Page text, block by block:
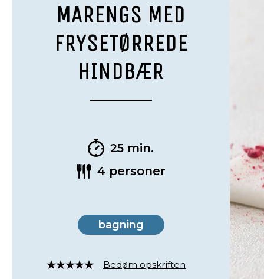
MARENGS MED
FRYSETØRREDE
HINDBÆR
25 min.
4 personer
bagning
Rated
Bedøm opskriften